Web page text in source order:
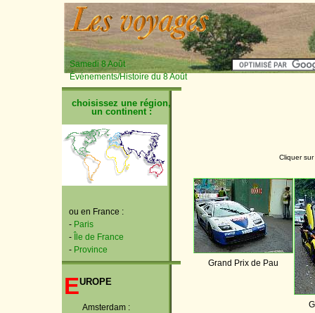
Samedi 8 Août
Événements/Histoire du 8 Août
choisissez une région,
un continent :
ou en France :
- Paris
-
Île de France
- Province
Europe
Amsterdam :
Cliquer
Grand Prix de Pau